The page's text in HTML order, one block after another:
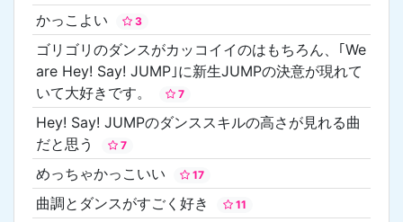
かっこよい 3
ゴリゴリのダンスがカッコイイのはもちろん、｢We
are Hey! Say! JUMP｣に新生JUMPの決意が現れて
いて大好きです。
7
Hey! Say! JUMPのダンススキルの高さが見れる曲
だと思う
7
めっちゃかっこいい 17
曲調とダンスがすごく好き 11